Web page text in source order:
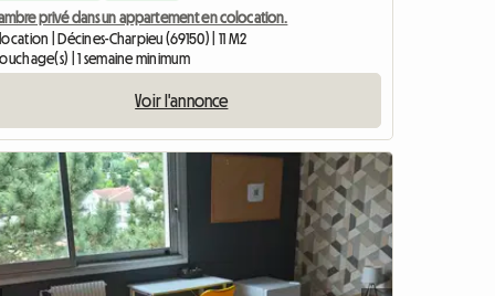
privé dans un appartement en colocation.
| Décines-Charpieu (69150) | 11 M2
| 1 semaine minimum
Voir l'annonce